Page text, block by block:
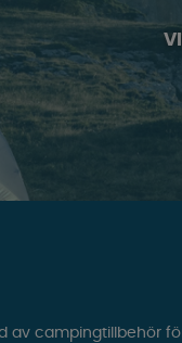
av campingtillbehör